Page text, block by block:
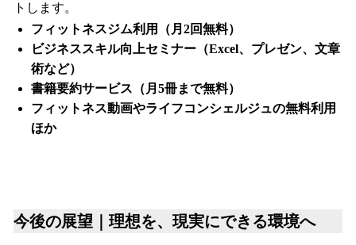
トします。
フィットネスジム利用（月2回無料）
ビジネススキル向上セミナー（Excel、プレゼン、文章
術など）
書籍要約サービス（月5冊まで無料）
フィットネス動画やライフコンシェルジュの無料利用
ほか
今後の展望｜理想を、現実にできる環境へ